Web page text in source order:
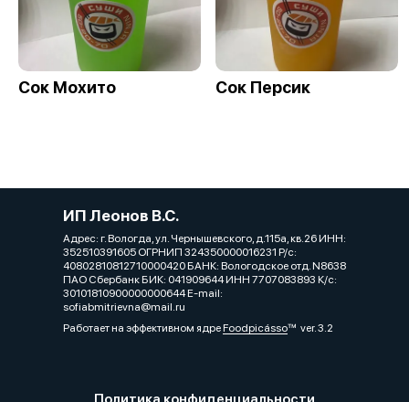
Сок Мохито Сок Персик
ИП Леонов В.С.
Адрес: г. Вологда, ул. Чернышевского, д.115а, кв.26 ИНН:
352510391605 ОГРНИП 324350000016231 Р/с:
40802810812710000420 БАНК: Вологодское отд. N8638
ПАО Сбербанк БИК: 041909644 ИНН 7707083893 К/с:
30101810900000000644 E-mail:
sofiabmitrievna@mail.ru
Работает на эффективном ядреFoodpicássover. 3.2